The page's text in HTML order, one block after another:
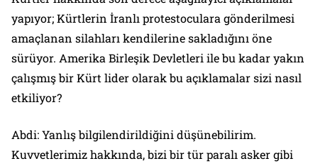
yapıyor; Kürtlerin İranlı protestoculara gönderilmesi
amaçlanan silahları kendilerine sakladığını öne
sürüyor. Amerika Birleşik Devletleri ile bu kadar yakın
çalışmış bir Kürt lider olarak bu açıklamalar sizi nasıl
etkiliyor?
Abdi: Yanlış bilgilendirildiğini düşünebilirim.
Kuvvetlerimiz hakkında, bizi bir tür paralı asker gibi